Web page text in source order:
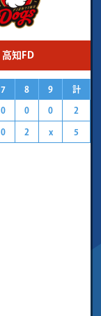
高知FD
7 8 9 計
0 0 0 2
0 2 x 5